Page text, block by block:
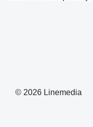
© 2026 Linemedia